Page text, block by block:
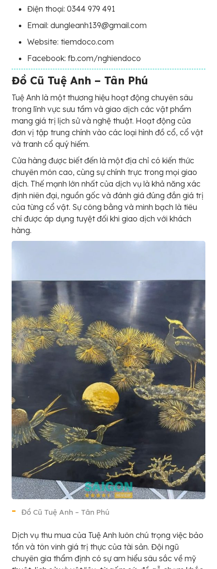
Điện thoại: 0344 979 491
Email: dungleanh139@gmail.com
Website: tiemdoco.com
Facebook: fb.com/nghiendoco
Đồ Cũ Tuệ Anh – Tân Phú
Tuệ Anh là một thương hiệu hoạt động chuyên sâu
trong lĩnh vực sưu tầm và giao dịch các vật phẩm
mang giá trị lịch sử và nghệ thuật. Hoạt động của
đơn vị tập trung chính vào các loại hình đồ cổ, cổ vật
và tranh cổ quý hiếm.
Cửa hàng được biết đến là một địa chỉ có kiến thức
chuyên môn cao, cùng sự chính trực trong mọi giao
dịch. Thế mạnh lớn nhất của dịch vụ là khả năng xác
định niên đại, nguồn gốc và đánh giá đúng đắn giá trị
của từng cổ vật. Sự công bằng và minh bạch là tiêu
chí được áp dụng tuyệt đối khi giao dịch với khách
hàng.
Đồ Cũ Tuệ Anh – Tân Phú
Dịch vụ thu mua của Tuệ Anh luôn chú trọng việc bảo
tồn và tôn vinh giá trị thực của tài sản. Đội ngũ
chuyên gia thẩm định có sự am hiểu sâu sắc về mỹ